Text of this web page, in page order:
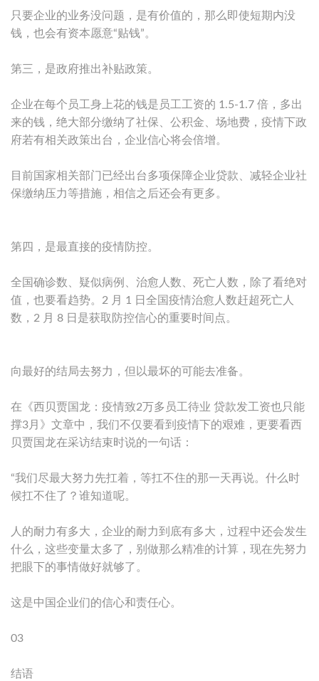
只要企业的业务没问题，是有价值的，那么即使短期内没
钱，也会有资本愿意“贴钱”。
第三，是政府推出补贴政策。
企业在每个员工身上花的钱是员工工资的 1.5-1.7 倍，多出
来的钱，绝大部分缴纳了社保、公积金、场地费，疫情下政
府若有相关政策出台，企业信心将会倍增。
目前国家相关部门已经出台多项保障企业贷款、减轻企业社
保缴纳压力等措施，相信之后还会有更多。
第四，是最直接的疫情防控。
全国确诊数、疑似病例、治愈人数、死亡人数，除了看绝对
值，也要看趋势。2 月 1 日全国疫情治愈人数赶超死亡人
数，2 月 8 日是获取防控信心的重要时间点。
向最好的结局去努力，但以最坏的可能去准备。
在《西贝贾国龙：疫情致2万多员工待业 贷款发工资也只能
撑3月》文章中，我们不仅要看到疫情下的艰难，更要看西
贝贾国龙在采访结束时说的一句话：
“我们尽最大努力先扛着，等扛不住的那一天再说。什么时
候扛不住了？谁知道呢。
人的耐力有多大，企业的耐力到底有多大，过程中还会发生
什么，这些变量太多了，别做那么精准的计算，现在先努力
把眼下的事情做好就够了。
这是中国企业们的信心和责任心。
03
结语